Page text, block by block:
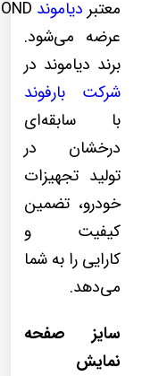
معتبر دیاموند
عرضه می‌شود.
برند دیاموند در
شرکت بارفوند
با سابقه‌ای
درخشان در
تولید تجهیزات
خودرو، تضمین
کیفیت و
کارایی را به شما
می‌دهد.
سایز صفحه
نمایش